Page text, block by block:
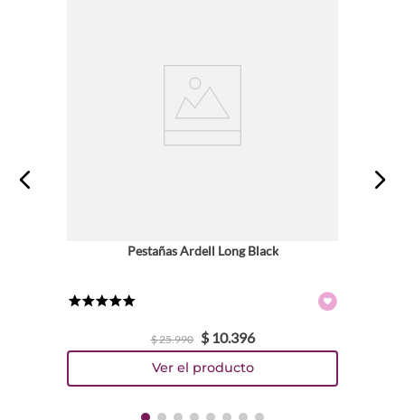
Pestañas Ardell Long Black
$25.990 $ 10.396